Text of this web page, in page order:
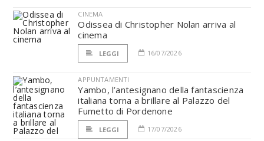
CINEMA
Odissea di Christopher Nolan arriva al
cinema
LEGGI 16/07/2026
APPUNTAMENTI
Yambo, l’antesignano della fantascienza
italiana torna a brillare al Palazzo del
Fumetto di Pordenone
LEGGI 17/07/2026